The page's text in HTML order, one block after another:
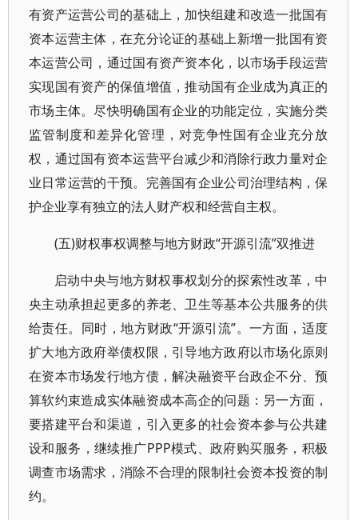
有资产运营公司的基础上，加快组建和改造一批国有
资本运营主体，在充分论证的基础上新增一批国有资
本运营公司，通过国有资产资本化，以市场手段运营
实现国有资产的保值增值，推动国有企业成为真正的
市场主体。尽快明确国有企业的功能定位，实施分类
监管制度和差异化管理，对竞争性国有企业充分放
权，通过国有资本运营平台减少和消除行政力量对企
业日常运营的干预。完善国有企业公司治理结构，保
护企业享有独立的法人财产权和经营自主权。
(五)财权事权调整与地方财政“开源引流”双推进
启动中央与地方财权事权划分的探索性改革，中
央主动承担起更多的养老、卫生等基本公共服务的供
给责任。同时，地方财政“开源引流”。一方面，适度
扩大地方政府举债权限，引导地方政府以市场化原则
在资本市场发行地方债，解决融资平台政企不分、预
算软约束造成实体融资成本高企的问题：另一方面，
要搭建平台和渠道，引入更多的社会资本参与公共建
设和服务，继续推广PPP模式、政府购买服务，积极
调查市场需求，消除不合理的限制社会资本投资的制
约。